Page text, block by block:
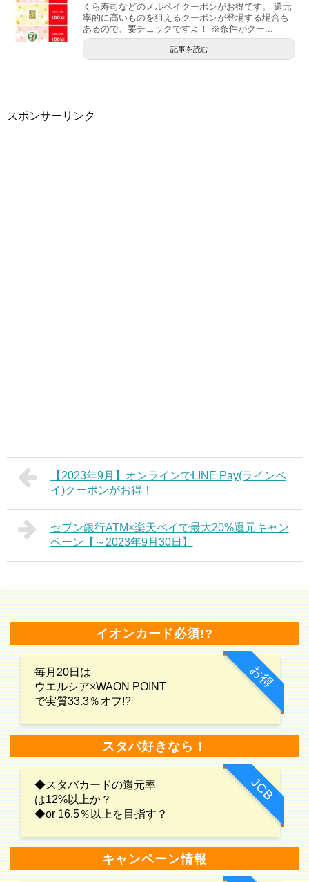
くら寿司などのメルペイクーポンがお得です。 還元
率的に高いものを狙えるクーポンが登場する場合も
あるので、要チェックですよ！ ※条件がクー...
記事を読む
スポンサーリンク
【2023年9月】オンラインでLINE Pay(ラインペ
イ)クーポンがお得！
セブン銀行ATM×楽天ペイで最大20%還元キャン
ペーン【～2023年9月30日】
イオンカード必須!?
お得
毎月20日は
ウエルシア×WAON POINT
で実質33.3％オフ!?
スタバ好きなら！
JCB
◆スタバカードの還元率
は12%以上か？
◆or 16.5％以上を目指す？
キャンペーン情報